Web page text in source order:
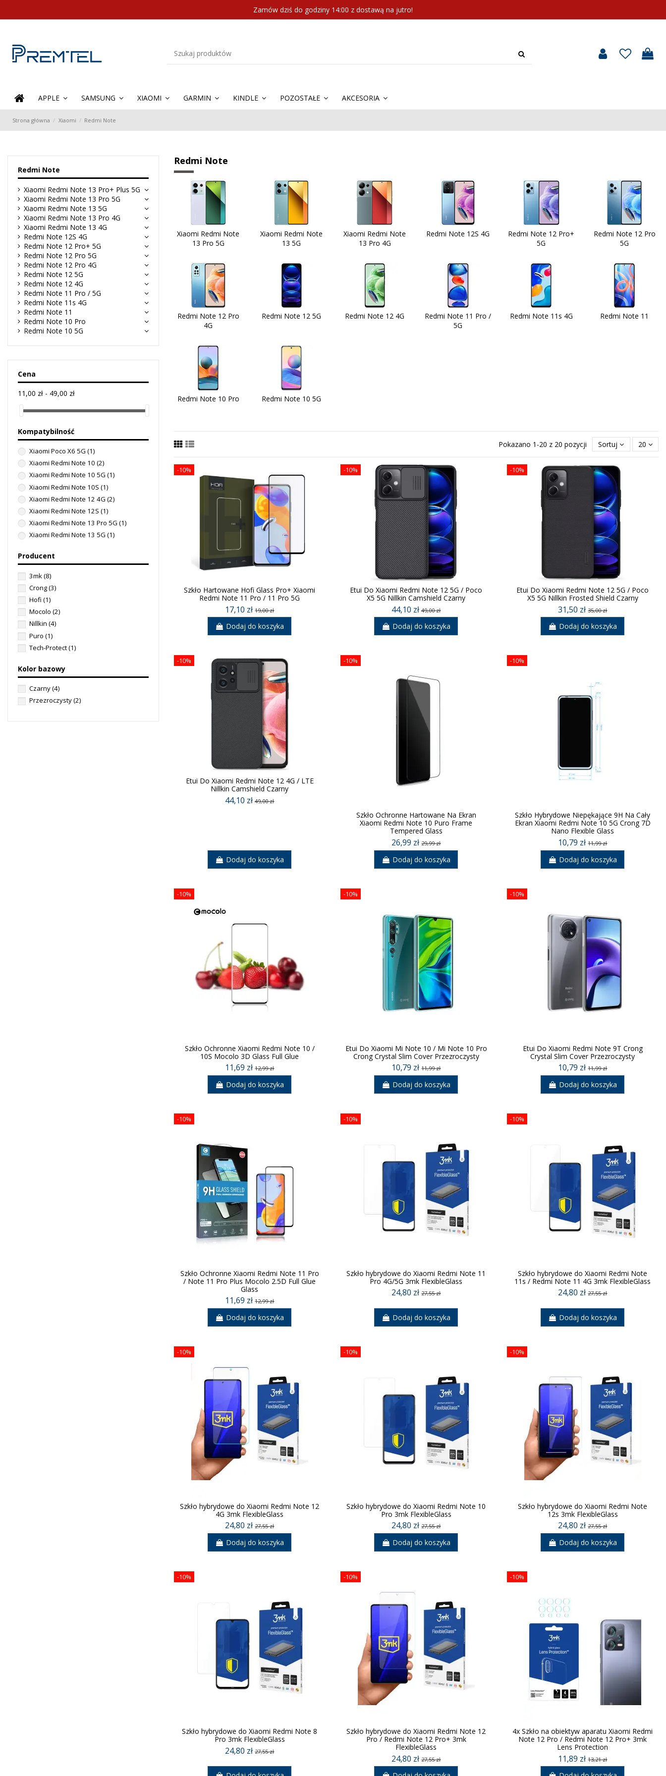
Zamów dziś do godziny 14:00 z dostawą na jutro!
APPLE SAMSUNG XIAOMI GARMIN KINDLE POZOSTAŁE AKCESORIA
Strona główna Xiaomi Redmi Note
Redmi Note
Xiaomi Redmi Note 13 Pro+ Plus 5G
Xiaomi Redmi Note 13 Pro 5G
Xiaomi Redmi Note 13 5G
Xiaomi Redmi Note 13 Pro 4G
Xiaomi Redmi Note 13 4G
Redmi Note 12S 4G
Redmi Note 12 Pro+ 5G
Redmi Note 12 Pro 5G
Redmi Note 12 Pro 4G
Redmi Note 12 5G
Redmi Note 12 4G
Redmi Note 11 Pro / 5G
Redmi Note 11s 4G
Redmi Note 11
Redmi Note 10 Pro
Redmi Note 10 5G
Cena
11,00 zł - 49,00 zł
Kompatybilność
Xiaomi Poco X6 5G (1)
Xiaomi Redmi Note 10 (2)
Xiaomi Redmi Note 10 5G (1)
Xiaomi Redmi Note 10S (1)
Xiaomi Redmi Note 12 4G (2)
Xiaomi Redmi Note 12S (1)
Xiaomi Redmi Note 13 Pro 5G (1)
Xiaomi Redmi Note 13 5G (1)
Producent
3mk(8)
Crong(3)
Hofi (1)
Mocolo (2)
Nillkin (4)
Puro (1)
Tech-Protect(1)
Kolor bazowy
Czarny(4)
Przezroczysty(2)
Redmi Note
Xiaomi Redmi Note
13 Pro 5G
Xiaomi Redmi Note
13 5G
Xiaomi Redmi Note
13 Pro 4G
Redmi Note 12S 4G
Redmi Note 12 Pro+
5G
Redmi Note 12 Pro
5G
Redmi Note 12 Pro
4G
Redmi Note 12 5G Redmi Note 12 4G
Redmi Note 11 Pro /
5G
Redmi Note 11s 4G Redmi Note 11
Redmi Note 10 Pro Redmi Note 10 5G
Pokazano 1-20 z 20 pozycji Sortuj 20
-10%
Szkło Hartowane Hofi Glass Pro+ Xiaomi
Redmi Note 11 Pro / 11 Pro 5G
17,10 zł19,00 zł
Dodaj do koszyka
-10%
Etui Do Xiaomi Redmi Note 12 5G / Poco
X5 5G Nillkin Camshield Czarny
44,10 zł49,00 zł
Dodaj do koszyka
-10%
Etui Do Xiaomi Redmi Note 12 5G / Poco
X5 5G Nillkin Frosted Shield Czarny
31,50 zł35,00 zł
Dodaj do koszyka
-10%
Etui Do Xiaomi Redmi Note 12 4G / LTE
Nillkin Camshield Czarny
44,10 zł49,00 zł
Dodaj do koszyka
-10%
Szkło Ochronne Hartowane Na Ekran
Xiaomi Redmi Note 10 Puro Frame
Tempered Glass
26,99 zł29,99 zł
Dodaj do koszyka
-10%
Szkło Hybrydowe Niepękające 9H Na Cały
Ekran Xiaomi Redmi Note 10 5G Crong 7D
Nano Flexible Glass
10,79 zł11,99 zł
Dodaj do koszyka
-10%
Szkło Ochronne Xiaomi Redmi Note 10 /
10S Mocolo 3D Glass Full Glue
11,69 zł12,99 zł
Dodaj do koszyka
-10%
Etui Do Xiaomi Mi Note 10 / Mi Note 10 Pro
Crong Crystal Slim Cover Przezroczysty
10,79 zł11,99 zł
Dodaj do koszyka
-10%
Etui Do Xiaomi Redmi Note 9T Crong
Crystal Slim Cover Przezroczysty
10,79 zł11,99 zł
Dodaj do koszyka
-10%
Szkło Ochronne Xiaomi Redmi Note 11 Pro
/ Note 11 Pro Plus Mocolo 2.5D Full Glue
Glass
11,69 zł12,99 zł
Dodaj do koszyka
-10%
Szkło hybrydowe do Xiaomi Redmi Note 11
Pro 4G/5G 3mk FlexibleGlass
24,80 zł27,55 zł
Dodaj do koszyka
-10%
Szkło hybrydowe do Xiaomi Redmi Note
11s / Redmi Note 11 4G 3mk FlexibleGlass
24,80 zł27,55 zł
Dodaj do koszyka
-10%
Szkło hybrydowe do Xiaomi Redmi Note 12
4G 3mk FlexibleGlass
24,80 zł27,55 zł
Dodaj do koszyka
-10%
Szkło hybrydowe do Xiaomi Redmi Note 10
Pro 3mk FlexibleGlass
24,80 zł27,55 zł
Dodaj do koszyka
-10%
Szkło hybrydowe do Xiaomi Redmi Note
12s 3mk FlexibleGlass
24,80 zł27,55 zł
Dodaj do koszyka
-10%
Szkło hybrydowe do Xiaomi Redmi Note 8
Pro 3mk FlexibleGlass
24,80 zł27,55 zł
-10%
Szkło hybrydowe do Xiaomi Redmi Note 12
Pro / Redmi Note 12 Pro+ 3mk
FlexibleGlass
24,80 zł27,55 zł
-10%
4x Szkło na obiektyw aparatu Xiaomi Redmi
Note 12 Pro / Redmi Note 12 Pro+ 3mk
Lens Protection
11,89 zł13,21 zł